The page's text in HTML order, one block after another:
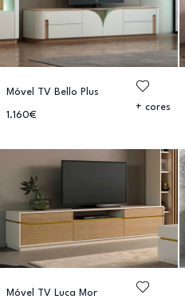
Móvel TV Bello Plus
1.160€
+ cores
Móvel TV Luca Mor